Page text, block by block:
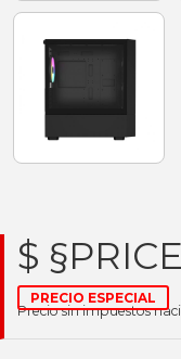
$
PRECIO ESPECIAL
Precio sin impuestos